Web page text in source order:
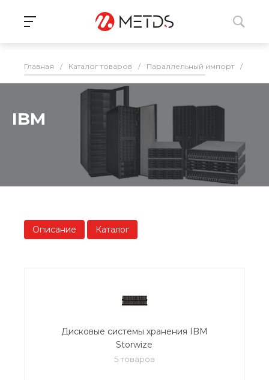
Главная / Каталог товаров / Параллельный импорт /
IBM
Описание Каталог
Дисковые системы хранения IBM
Storwize
5 товаров